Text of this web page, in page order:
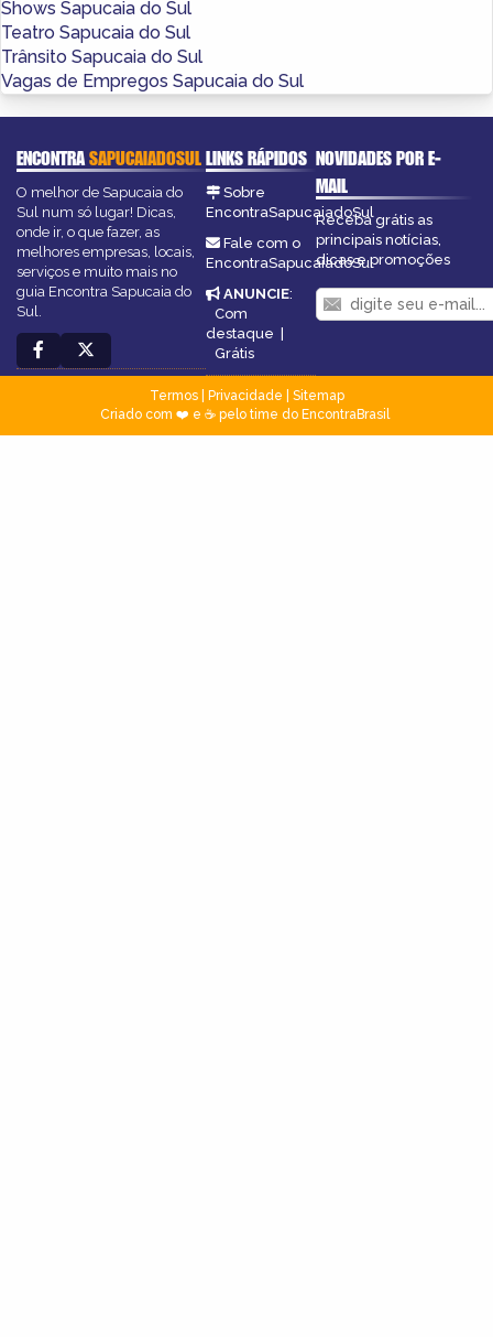
Shows Sapucaia do Sul
Teatro Sapucaia do Sul
Trânsito Sapucaia do Sul
Vagas de Empregos Sapucaia do Sul
ENCONTRASAPUCAIADOSUL
O melhor de Sapucaia do
Sul num só lugar! Dicas,
onde ir, o que fazer, as
melhores empresas, locais,
serviços e muito mais no
guia Encontra Sapucaia do
Sul.
LINKS RÁPIDOS
Sobre
EncontraSapucaiadoSul
Fale com o
EncontraSapucaiadoSul
ANUNCIE:
Com
destaque |
Grátis
NOVIDADES POR E-
MAIL
Receba grátis as
principais notícias,
dicas e promoções
Termos| Privacidade
Sitemap
Criado com ❤️ e ☕ pelo time do EncontraBrasil